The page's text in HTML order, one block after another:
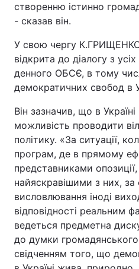
створенню істинно
- сказав він.
У свою чергу К.ГРИЩЕНКО
відкрита до діалогу з
денного ОБСЄ, в тому
демократичних свобод в
Він зазначив, що в
можливість проводити
політику. «За ситуації,
програм, де в прямому
представниками
найяскравішими з них, за
висловлювання іноді
відповідності реальним
ведеться предметна
до думки громадянського
свідченням того, що